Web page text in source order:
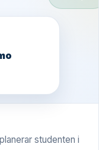
studenten i